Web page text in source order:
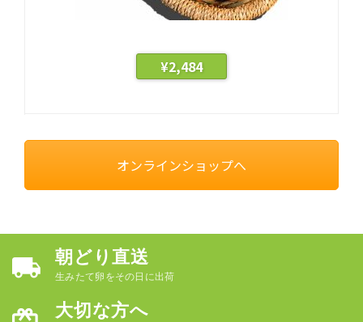
¥2,484
オンラインショップへ
朝どり直送
生みたて卵をその日に出荷
大切な方へ